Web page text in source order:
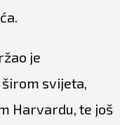
je
svijeta,
Harvardu, te još